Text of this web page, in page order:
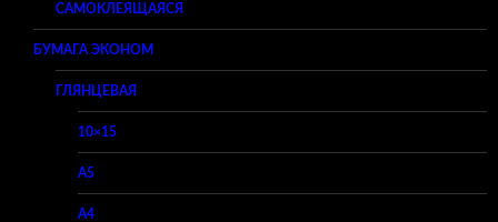
САМОКЛЕЯЩАЯСЯ
БУМАГА ЭКОНОМ
ГЛЯНЦЕВАЯ
10×15
A5
A4